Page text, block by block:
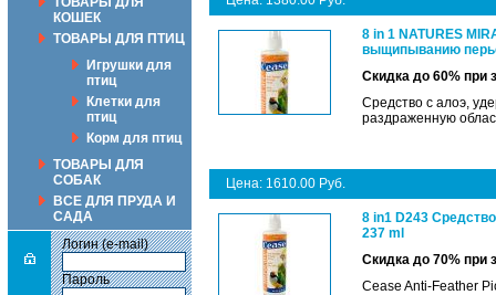
КОШЕК
ТОВАРЫ ДЛЯ ПТИЦ
Игрушки для
птиц
Клетки для
птиц
Корм для птиц
ТОВАРЫ ДЛЯ
СОБАК
ВСЕ ДЛЯ ПРУДА И
САДА
Логин (e-mail)
Пароль
8 in 1 NATURES
выщипыванию
Скидка до 60% при
Средство с алоэ,
раздраженную
Цена: 1610.00 Руб.
8 in1 D243
237 ml
Скидка до 70% при
Cease Anti-Feather